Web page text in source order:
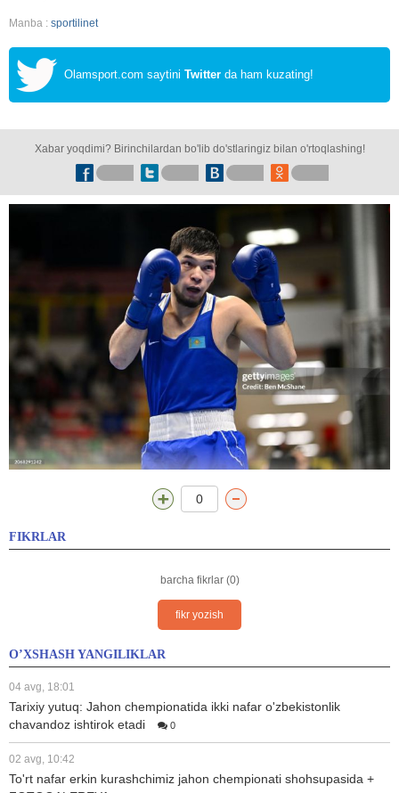
Manba : sportilinet
Olamsport.com saytini Twitter da ham kuzating!
Xabar yoqdimi? Birinchilardan bo'lib do'stlaringiz bilan o'rtoqlashing!
0
FIKRLAR
barcha fikrlar (0)
fikr yozish
O’XSHASH YANGILIKLAR
04 avg, 18:01
Tarixiy yutuq: Jahon chempionatida ikki nafar o'zbekistonlik
chavandoz ishtirok etadi
0
02 avg, 10:42
To'rt nafar erkin kurashchimiz jahon chempionati shohsupasida +